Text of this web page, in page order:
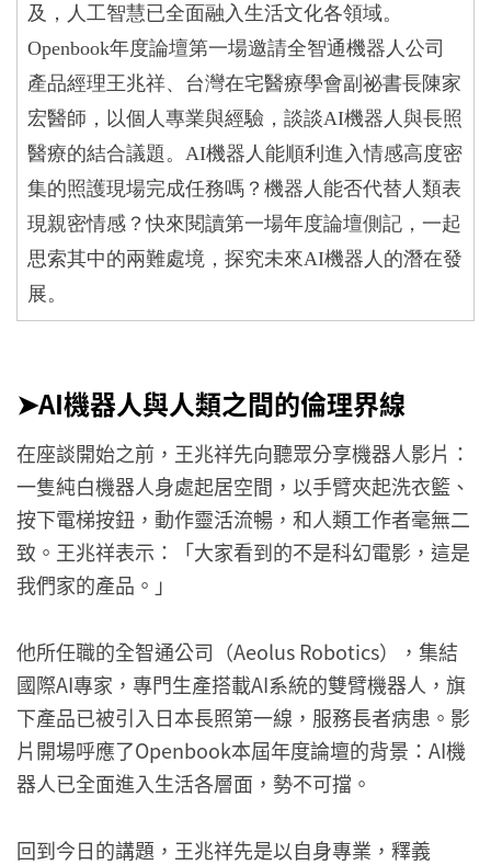
及，人工智慧已全面融入生活文化各領域。
Openbook年度論壇第一場邀請全智通機器人公司
產品經理王兆祥、台灣在宅醫療學會副祕書長陳家
宏醫師，以個人專業與經驗，談談AI機器人與長照
醫療的結合議題。 AI機器人能順利進入情感高度密
集的照護現場完成任務嗎？機器人能否代替人類表
現親密情感？快來閱讀第一場年度論壇側記，一起
思索其中的兩難處境，探究未來AI機器人的潛在發
展。
➤AI機器人與人類之間的倫理界線
在座談開始之前，王兆祥先向聽眾分享機器人影片：
一隻純白機器人身處起居空間，以手臂夾起洗衣籃、
按下電梯按鈕，動作靈活流暢，和人類工作者毫無二
致。王兆祥表示：「大家看到的不是科幻電影，這是
我們家的產品。」
他所任職的全智通公司（Aeolus Robotics），集結
國際AI專家，專門生產搭載AI系統的雙臂機器人，旗
下產品已被引入日本長照第一線，服務長者病患。影
片開場呼應了Openbook本屆年度論壇的背景：AI機
器人已全面進入生活各層面，勢不可擋。
回到今日的講題，王兆祥先是以自身專業，釋義